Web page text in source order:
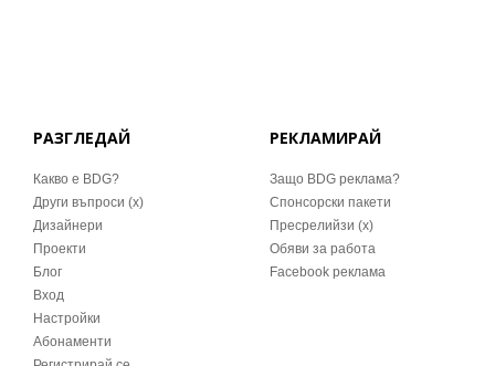
РАЗГЛЕДАЙ
Какво е BDG?
Други въпроси (x)
Дизайнери
Проекти
Блог
Вход
Настройки
Абонаменти
РЕКЛАМИРАЙ
Защо BDG реклама?
Спонсорски пакети
Пресрелийзи (x)
Обяви за работа
Facebook реклама